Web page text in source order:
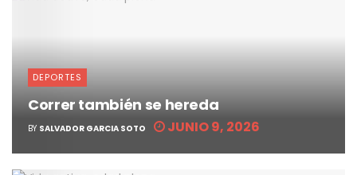
DEPORTES
Correr también se hereda
BY SALVADOR GARCIA SOTO JUNIO 9, 2026